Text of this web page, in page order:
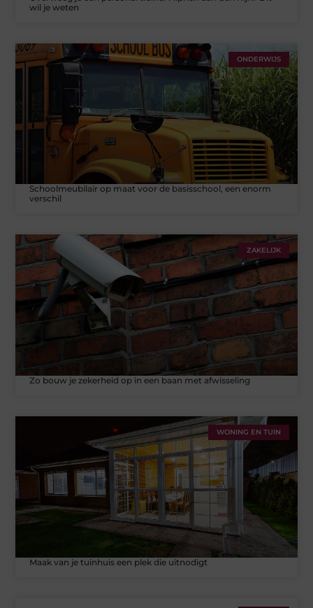
wil je weten
ONDERWIJS
Schoolmeubilair op maat voor de basisschool, een enorm
verschil
ZAKELIJK
Zo bouw je zekerheid op in een baan met afwisseling
WONING EN TUIN
Maak van je tuinhuis een plek die uitnodigt